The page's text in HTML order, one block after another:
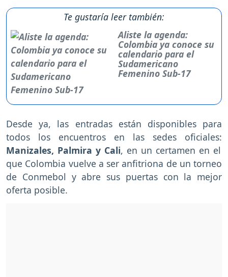
Te gustaría leer también:
Aliste la agenda:
Colombia ya conoce su
calendario para el
Sudamericano
Femenino Sub-17
Desde ya, las entradas están disponibles para
todos los encuentros en las sedes oficiales:
Manizales, Palmira y Cali, en un certamen en el
que Colombia vuelve a ser anfitriona de un torneo
de Conmebol y abre sus puertas con la mejor
oferta posible.